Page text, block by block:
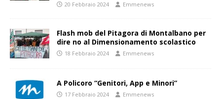
20 Febbraio 2024 Emmenews
Flash mob del Pitagora di Montalbano per
dire no al Dimensionamento scolastico
18 Febbraio 2024 Emmenews
A Policoro “Genitori, App e Minori”
17 Febbraio 2024 Emmenews